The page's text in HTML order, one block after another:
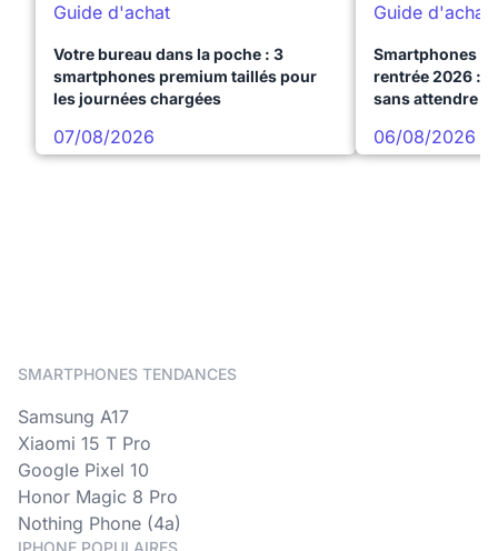
Guide d'achat
Votre bureau dans la poche : 3
smartphones premium taillés pour
les journées chargées
07/08/2026
Guide d'achat
Smartphones
rentrée 2026 :
sans attendre
06/08/2026
SMARTPHONES TENDANCES
Samsung A17
Xiaomi 15 T Pro
Google Pixel 10
Honor Magic 8 Pro
Nothing Phone (4a)
IPHONE POPULAIRES